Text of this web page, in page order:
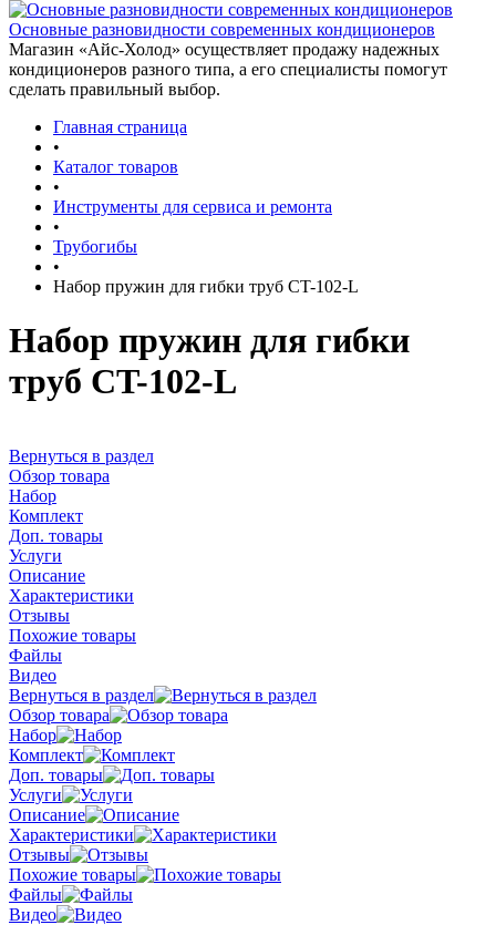
Основные разновидности современных кондиционеров
Магазин «Айс-Холод» осуществляет продажу надежных
кондиционеров разного типа, а его специалисты помогут
сделать правильный выбор.
Главная страница
•
Каталог товаров
•
Инструменты для сервиса и ремонта
•
Трубогибы
•
Набор пружин для гибки труб CT-102-L
Набор пружин для гибки
труб CT-102-L
Вернуться в раздел
Обзор товара
Набор
Комплект
Доп. товары
Услуги
Описание
Характеристики
Отзывы
Похожие товары
Файлы
Видео
Вернуться в раздел
Обзор товара
Набор
Комплект
Доп. товары
Услуги
Описание
Характеристики
Отзывы
Похожие товары
Файлы
Видео